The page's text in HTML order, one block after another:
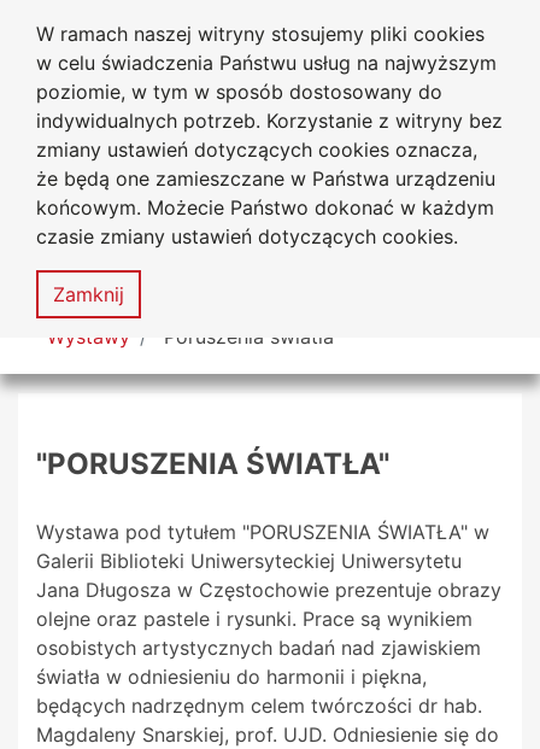
W ramach naszej witryny stosujemy pliki cookies
w celu świadczenia Państwu usług na najwyższym
poziomie, w tym w sposób dostosowany do
indywidualnych potrzeb. Korzystanie z witryny bez
zmiany ustawień dotyczących cookies oznacza,
że będą one zamieszczane w Państwa urządzeniu
końcowym. Możecie Państwo dokonać w każdym
czasie zmiany ustawień dotyczących cookies.
Zamknij
Przejdź do głównego menu
Przejdź do treści
Przejdź do wyszukiwarki
Przejdź do mapy serwisu
Biblioteka Uniwersytecka
Uniwersytetu Jana Długosza
w Częstochowie
Deklaracja
dostępności
Mapa
serwisu
MENU
Tutaj jesteś
Wystawy "Poruszenia światła"
"PORUSZENIA ŚWIATŁA"
Wystawa pod tytułem "PORUSZENIA ŚWIATŁA" w
Galerii Biblioteki Uniwersyteckiej Uniwersytetu
Jana Długosza w Częstochowie prezentuje obrazy
olejne oraz pastele i rysunki. Prace są wynikiem
osobistych artystycznych badań nad zjawiskiem
światła w odniesieniu do harmonii i piękna,
będących nadrzędnym celem twórczości dr hab.
Magdaleny Snarskiej, prof. UJD. Odniesienie się do